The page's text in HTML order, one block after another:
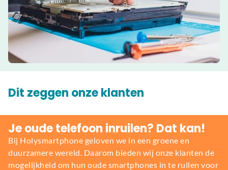
Dit zeggen onze klanten
Je oude telefoon inruilen? Dat kan!
Bij Holysmartphone geloven we in een groene en
duurzamere wereld. Daarom bieden wij onze klanten de
mogelijkheid om hun oude smartphones in te ruilen voor